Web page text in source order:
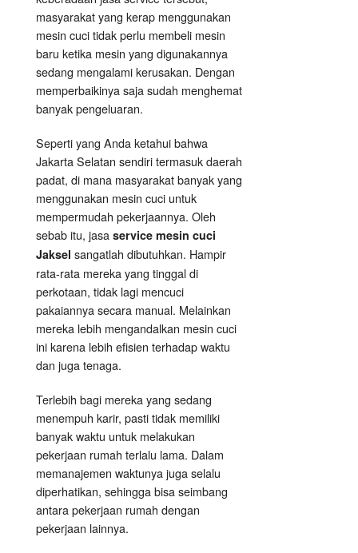
masyarakat yang kerap menggunakan
mesin cuci tidak perlu membeli mesin
baru ketika mesin yang digunakannya
sedang mengalami kerusakan. Dengan
memperbaikinya saja sudah menghemat
banyak pengeluaran.
Seperti yang Anda ketahui bahwa
Jakarta Selatan sendiri termasuk daerah
padat, di mana masyarakat banyak yang
menggunakan mesin cuci untuk
mempermudah pekerjaannya. Oleh
sebab itu, jasa service mesin cuci
Jaksel sangatlah dibutuhkan. Hampir
rata-rata mereka yang tinggal di
perkotaan, tidak lagi mencuci
pakaiannya secara manual. Melainkan
mereka lebih mengandalkan mesin cuci
ini karena lebih efisien terhadap waktu
dan juga tenaga.
Terlebih bagi mereka yang sedang
menempuh karir, pasti tidak memiliki
banyak waktu untuk melakukan
pekerjaan rumah terlalu lama. Dalam
memanajemen waktunya juga selalu
diperhatikan, sehingga bisa seimbang
antara pekerjaan rumah dengan
pekerjaan lainnya.